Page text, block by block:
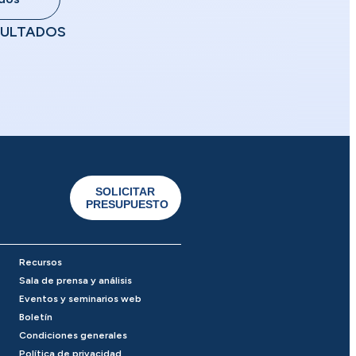
SOLICITAR
PRESUPUESTO
Recursos
Sala de prensa y análisis
Eventos y seminarios web
Boletín
Condiciones generales